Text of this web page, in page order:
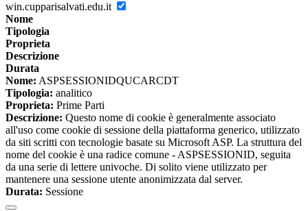
win.cupparisalvati.edu.it
Nome
Tipologia
Proprieta
Descrizione
Durata
Nome: ASPSESSIONIDQUCARCDT
Tipologia: analitico
Proprieta: Prime Parti
Descrizione: Questo nome di cookie è generalmente associato
all'uso come cookie di sessione della piattaforma generico, utilizzato
da siti scritti con tecnologie basate su Microsoft ASP. La struttura del
nome del cookie è una radice comune - ASPSESSIONID, seguita
da una serie di lettere univoche. Di solito viene utilizzato per
mantenere una sessione utente anonimizzata dal server.
Durata: Sessione